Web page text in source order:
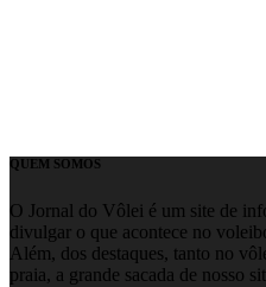
QUEM SOMOS
O Jornal do Vôlei é um site de
divulgar o que acontece no
Além, dos destaques, tanto no
praia, a grande sacada de nosso